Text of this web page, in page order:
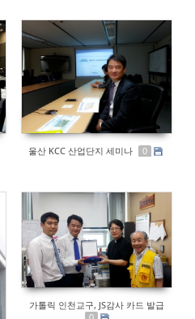
울산 KCC 산업단지 세미나 0
가톨릭 인천교구, JS감사 카드 발급